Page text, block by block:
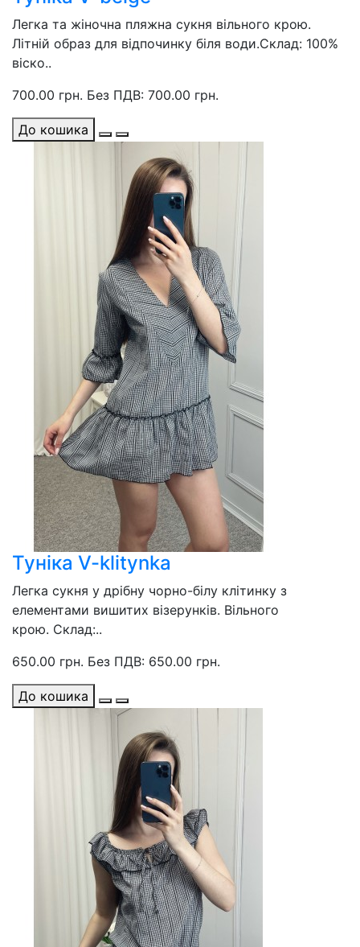
Легка та жіночна пляжна сукня вільного крою.
Літній образ для відпочинку біля води.Склад: 100%
віско..
700.00 грн. Без ПДВ: 700.00 грн.
До кошика
Туніка V-klitynka
Легка сукня у дрібну чорно-білу клітинку з
елементами вишитих візерунків. Вільного
крою. Склад:..
650.00 грн. Без ПДВ: 650.00 грн.
До кошика